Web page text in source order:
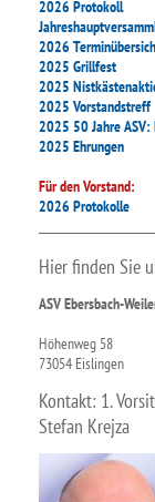
2026 Protokoll
2026
2025 Grillfest
2025
2025 Vorstandstreff
2025 50 Jahre ASV:
2025 Ehrungen
Für den Vorstand:
2026 Protokolle
Hier finden Sie
ASV Ebersbach-
Höhenweg 58
73054 Eislingen
Kontakt: 1.
Stefan Krejza